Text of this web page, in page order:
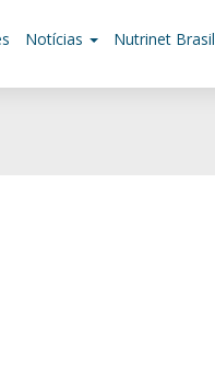
Notícias Nutrinet Brasil